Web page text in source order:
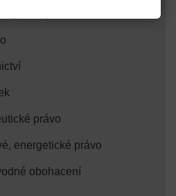
právo
energetické právo
obohacení